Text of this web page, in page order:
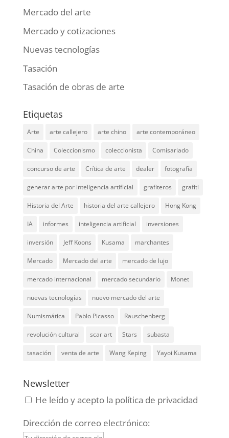
Mercado del arte
Mercado y cotizaciones
Nuevas tecnologías
Tasación
Tasación de obras de arte
Etiquetas
Arte arte callejero arte chino arte contemporáneo
China Coleccionismo coleccionista Comisariado
concurso de arte Crítica de arte dealer fotografía
generar arte por inteligencia artificial grafiteros grafiti
Historia del Arte historia del arte callejero Hong Kong
IA informes inteligencia artificial inversiones
inversión Jeff Koons Kusama marchantes
Mercado Mercado del arte mercado de lujo
mercado internacional mercado secundario Monet
nuevas tecnologías nuevo mercado del arte
Numismática Pablo Picasso Rauschenberg
revolución cultural scar art Stars subasta
tasación venta de arte Wang Keping Yayoi Kusama
Newsletter
He leído y acepto la política de privacidad
Dirección de correo electrónico: